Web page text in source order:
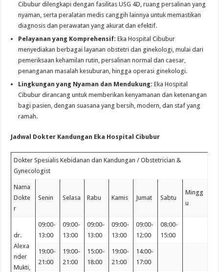
Cibubur dilengkapi dengan fasilitas USG 4D, ruang persalinan yang
nyaman, serta peralatan medis canggih lainnya untuk memastikan
diagnosis dan perawatan yang akurat dan efektif.
Pelayanan yang Komprehensif: Eka Hospital Cibubur
menyediakan berbagai layanan obstetri dan ginekologi, mulai dari
pemeriksaan kehamilan rutin, persalinan normal dan caesar,
penanganan masalah kesuburan, hingga operasi ginekologi.
Lingkungan yang Nyaman dan Mendukung: Eka Hospital
Cibubur dirancang untuk memberikan kenyamanan dan ketenangan
bagi pasien, dengan suasana yang bersih, modern, dan staf yang
ramah.
Jadwal Dokter Kandungan Eka Hospital Cibubur
Dokter Spesialis Kebidanan dan Kandungan / Obstetrician &
Gynecologist
Nama
Dokte
r
Senin Selasa Rabu Kamis Jumat Sabtu
Mingg
u
dr.
Alexa
nder
Mukti,
09:00-
13:00
09:00-
13:00
09:00-
13:00
09:00-
13:00
09:00-
12:00
08:00-
15:00
19:00-
21:00
19:00-
21:00
15:00-
18:00
19:00-
21:00
14:00-
17:00